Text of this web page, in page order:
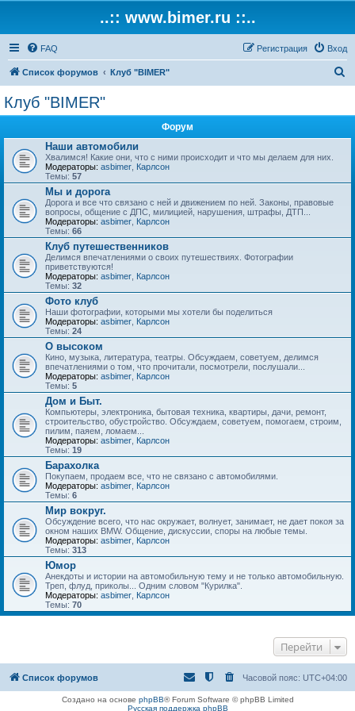
..:: www.bimer.ru ::..
FAQ Вход
Регистрация
Список форумов Клуб "BIMER"
Клуб "BIMER"
Форум
Наши автомобили
Хвалимся! Какие они, что с ними происходит и что мы делаем для них.
Модераторы: asbimer Карлсон
Темы: 57
Мы и дорога
Дорога и все что связано с ней и движением по ней. Законы, правовые
вопросы, общение с ДПС, милицией, нарушения, штрафы, ДТП...
Модераторы: asbimer Карлсон
Темы: 66
Клуб путешественников
Делимся впечатлениями о своих путешествиях. Фотографии
приветствуются!
Модераторы: asbimer Карлсон
Темы: 32
Фото клуб
Наши фотографии, которыми мы хотели бы поделиться
Модераторы: asbimer Карлсон
Темы: 24
О высоком
Кино, музыка, литература, театры. Обсуждаем, советуем, делимся
впечатлениями о том, что прочитали, посмотрели, послушали...
Модераторы: asbimer Карлсон
Темы: 5
Дом и Быт.
Компьютеры, электроника, бытовая техника, квартиры, дачи, ремонт,
строительство, обустройство. Обсуждаем, советуем, помогаем, строим,
пилим, паяем, ломаем...
Модераторы: asbimer Карлсон
Темы: 19
Барахолка
Покупаем, продаем все, что не связано с автомобилями.
Модераторы: asbimer Карлсон
Темы: 6
Мир вокруг.
Обсуждение всего, что нас окружает, волнует, занимает, не дает покоя за
окном наших BMW. Общение, дискуссии, споры на любые темы.
Модераторы: asbimer Карлсон
Темы: 313
Юмор
Анекдоты и истории на автомобильную тему и не только автомобильную.
Треп, флуд, приколы... Одним словом "Курилка".
Модераторы: asbimer Карлсон
Темы: 70
Перейти
Список форумов Часовой пояс: UTC+04:00
Создано на основе phpBB® Forum Software © phpBB Limited
Русская поддержка phpBB